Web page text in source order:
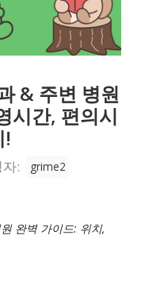
& 주변 병원
시간, 편의시
: grime2
완벽 가이드: 위치,